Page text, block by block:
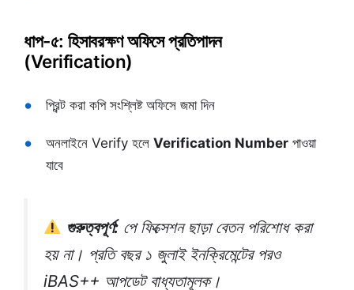
ধাপ-৫: হিসাবরক্ষণ অফিসে প্রতিপাদন
(Verification)
প্রিন্ট করা কপি সংশ্লিষ্ট অফিসে জমা দিন
অনলাইনে Verify হলে Verification Number পাওয়া
যাবে
গুরুত্বপূর্ণ:পে ফিক্সেশন ছাড়া বেতন পরিশোধ করা
হয় না। প্রতি বছর ১ জুলাই ইনক্রিমেন্টের পরও
iBAS++ আপডেট বাধ্যতামূলক।